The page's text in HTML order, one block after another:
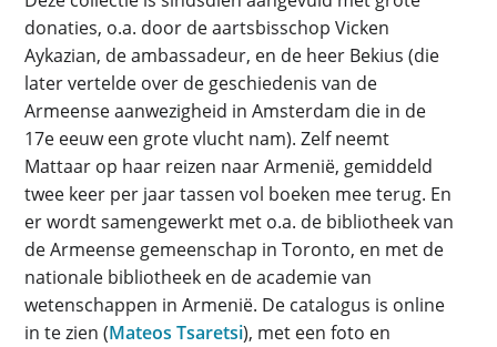
donaties, o.a. door de aartsbisschop Vicken
Aykazian, de ambassadeur, en de heer Bekius (die
later vertelde over de geschiedenis van de
Armeense aanwezigheid in Amsterdam die in de
17e eeuw een grote vlucht nam). Zelf neemt
Mattaar op haar reizen naar Armenië, gemiddeld
twee keer per jaar tassen vol boeken mee terug. En
er wordt samengewerkt met o.a. de bibliotheek van
de Armeense gemeenschap in Toronto, en met de
nationale bibliotheek en de academie van
wetenschappen in Armenië. De catalogus is online
in te zien (Mateos Tsaretsi), met een foto en